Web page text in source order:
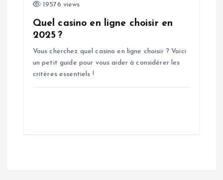
19576 views
Quel casino en ligne choisir en
2025 ?
Vous cherchez quel casino en ligne choisir ? Voici
un petit guide pour vous aider à considérer les
critères essentiels !